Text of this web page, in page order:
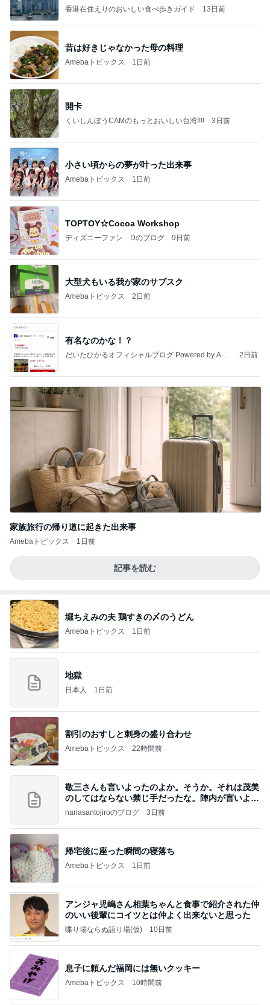
香港在住えりのおいしい食べ歩きガイド 13日前
昔は好きじゃなかった母の料理
Amebaトピックス 1日前
開卡
くいしんぼうCAMのもっとおいしい台湾!!!! 3日前
小さい頃からの夢が叶った出来事
Amebaトピックス 1日前
TOPTOY☆Cocoa Workshop
ディズニーファン Dのブログ 9日前
大型犬もいる我が家のサブスク
Amebaトピックス 2日前
有名なのかな！？
だいたひかるオフィシャルブログ Powered by Ame
2日前
家族旅行の帰り道に起きた出来事
Amebaトピックス 1日前
記事を読む
堀ちえみの夫 鶏すきの〆のうどん
Amebaトピックス 1日前
地獄
日本人 1日前
割引のおすしと刺身の盛り合わせ
Amebaトピックス 22時間前
敬三さんも言いよったのよか。そうか。それは茂美
のしてはならない禁じ手だったな。陣内が言いよる
のよ
nanasantojiroのブログ 3日前
帰宅後に座った瞬間の寝落ち
Amebaトピックス 1日前
アンジャ児嶋さん相葉ちゃんと食事で紹介された仲
のいい後輩にコイツとは仲よく出来ないと思った
喋り場ならぬ語り場(仮) 10日前
息子に頼んだ福岡には無いクッキー
Amebaトピックス 10時間前